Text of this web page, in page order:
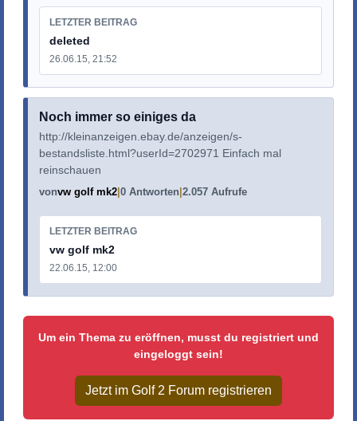
LETZTER BEITRAG
deleted
26.06.15, 21:52
Noch immer so einiges da
http://kleinanzeigen.ebay.de/anzeigen/s-
bestandsliste.html?userId=2702971 Einfach mal
reinschauen
vonvw golf mk2 0 Antworten 2.057 Aufrufe
LETZTER BEITRAG
vw golf mk2
22.06.15, 12:00
Um ein Thema zu eröffnen, musst du registriert und
eingeloggt sein!
Jetzt im Golf 2 Forum registrieren